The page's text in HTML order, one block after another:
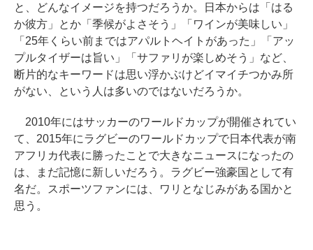
と、どんなイメージを持つだろうか。日本からは「はる
か彼方」とか「季候がよさそう」「ワインが美味しい」
「25年くらい前まではアパルトヘイトがあった」「アッ
プルタイザーは旨い」「サファリが楽しめそう」など、
断片的なキーワードは思い浮かぶけどイマイチつかみ所
がない、という人は多いのではないだろうか。
2010年にはサッカーのワールドカップが開催されてい
て、2015年にラグビーのワールドカップで日本代表が南
アフリカ代表に勝ったことで大きなニュースになったの
は、まだ記憶に新しいだろう。ラグビー強豪国として有
名だ。スポーツファンには、ワリとなじみがある国かと
思う。